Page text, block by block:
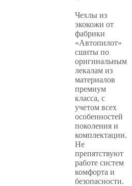
Чехлы из
экокожи от
фабрики
«Автопилот»
сшиты по
оригинальным
лекалам из
материалов
премиум
класса, с
учетом всех
особенностей
поколения и
комплектации.
Не
препятствуют
работе систем
комфорта и
безопасности.